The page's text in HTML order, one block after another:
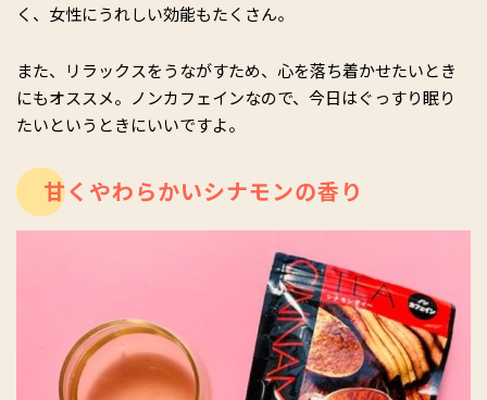
く、女性にうれしい効能もたくさん。
また、リラックスをうながすため、心を落ち着かせたいとき
にもオススメ。ノンカフェインなので、今日はぐっすり眠り
たいというときにいいですよ。
甘くやわらかいシナモンの香り